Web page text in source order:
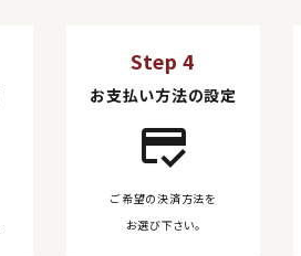
Step 4
お支払い方法の設定
credit_score
ご希望の決済方法を
お選び下さい。